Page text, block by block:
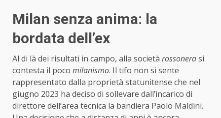
Milan senza anima: la
bordata dell’ex
Al di là dei risultati in campo, alla società rossonerasi
contesta il poco milanismo. Il tifo non si sente
rappresentato dalla proprietà statunitense che nel
giugno 2023 ha deciso di sollevare dall’incarico di
direttore dell’area tecnica la bandiera Paolo Maldini.